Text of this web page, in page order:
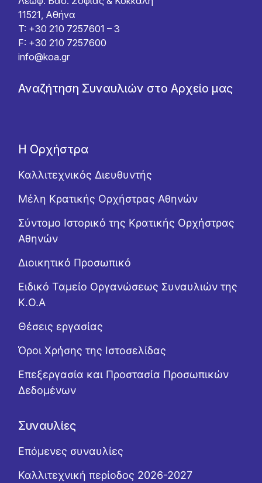
11521, Αθήνα
T: +30 210 7257601 – 3
F: +30 210 7257600
info@koa.gr
Αναζήτηση Συναυλιών στο Αρχείο μας
Η Ορχήστρα
Καλλιτεχνικός Διευθυντής
Μέλη Κρατικής Ορχήστρας Αθηνών
Σύντομο Ιστορικό της Κρατικής Ορχήστρας
Αθηνών
Διοικητικό Προσωπικό
Ειδικό Ταμείο Οργανώσεως Συναυλιών της
Κ.Ο.Α
Θέσεις εργασίας
Όροι Χρήσης της Ιστοσελίδας
Επεξεργασία και Προστασία Προσωπικών
Δεδομένων
Συναυλίες
Επόμενες συναυλίες
Καλλιτεχνική περίοδος 2026-2027